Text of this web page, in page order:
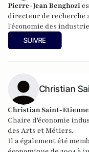
Pierre-Jean Benghozi
directeur de recherche
l'économie des
SUIVRE
Christian
Christian Saint-Etienne
Chaire d'économie
des Arts et Métiers.
Il a également été